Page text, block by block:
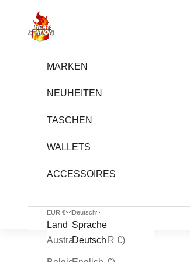
heatstation
MARKEN
NEUHEITEN
TASCHEN
WALLETS
ACCESSOIRES
EUR €
Land
Australien (EUR €)
Deutsch
Sprache
Deutsch